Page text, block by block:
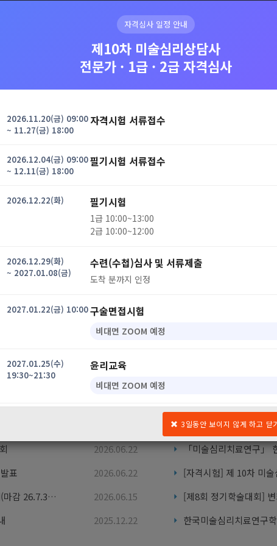
학회지 자격검정 자격증 교육행사
FOR ART
한국미술심리치료연구학회에 오신걸 환영
2026.06.22
표
2026.06.22
「미술심리치료연구」 제6권 1호 논문모집 안내(마감 26.7.31/ 발행 26.9.30)
2026.06.15
2025.12.22
한국미술심리치료연구
자격심사 일정 안내
제10차 미술심리상담사
전문가 · 1급 · 2급 자격심사
2026.11.20(금) 09:00
~ 11.27(금) 18:00
자격시험 서류접수
2026.12.04(금) 09:00
~ 12.11(금) 18:00
필기시험 서류접수
2026.12.22(화) 필기시험
1급 10:00~13:00
2급 10:00~12:00
2026.12.29(화)
~ 2027.01.08(금)
수련(수첩)심사 및 서류제출
도착 분까지 인정
2027.01.22(금) 10:00구술면접시험
비대면 ZOOM 예정
2027.01.25(수)
19:30~21:30
윤리교육
비대면 ZOOM 예정
자세한 일정은 메일로 안내해드릴 예정입니다.
3일동안 보이지 않게 하고 닫